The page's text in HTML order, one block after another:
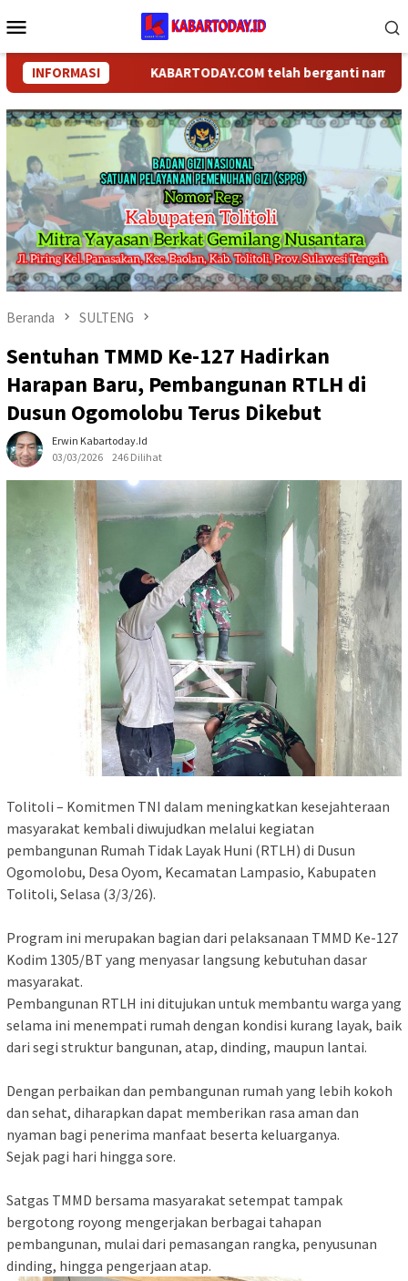
ke
Mobile
INFORMASI KABARTODAY.COM telah berganti nama
Beranda SULTENG
Sentuhan TMMD Ke-127 Hadirkan
Harapan Baru, Pembangunan RTLH di
Dusun Ogomolobu Terus Dikebut
Erwin Kabartoday.id
03/03/2026
246 Dilihat
Tolitoli – Komitmen TNI dalam meningkatkan kesejahteraan
masyarakat kembali diwujudkan melalui kegiatan
pembangunan Rumah Tidak Layak Huni (RTLH) di Dusun
Ogomolobu, Desa Oyom, Kecamatan Lampasio, Kabupaten
Tolitoli, Selasa (3/3/26).
Program ini merupakan bagian dari pelaksanaan TMMD Ke-127
Kodim 1305/BT yang menyasar langsung kebutuhan dasar
masyarakat.
Pembangunan RTLH ini ditujukan untuk membantu warga yang
selama ini menempati rumah dengan kondisi kurang layak, baik
dari segi struktur bangunan, atap, dinding, maupun lantai.
Dengan perbaikan dan pembangunan rumah yang lebih kokoh
dan sehat, diharapkan dapat memberikan rasa aman dan
nyaman bagi penerima manfaat beserta keluarganya.
Sejak pagi hari hingga sore.
Satgas TMMD bersama masyarakat setempat tampak
bergotong royong mengerjakan berbagai tahapan
pembangunan, mulai dari pemasangan rangka, penyusunan
dinding, hingga pengerjaan atap.